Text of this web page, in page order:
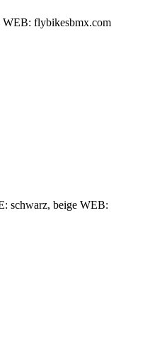
flybikesbmx.com
schwarz, beige WEB: